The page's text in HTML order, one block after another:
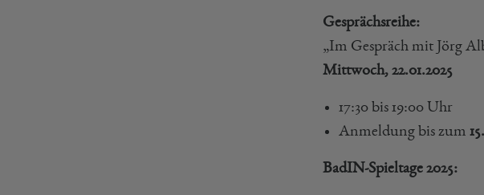
Gesprächsreihe:
„Im Gespräch mit Jörg
Mittwoch, 22.01.2025
17:30 bis 19:00 Uhr
Anmeldung bis zum
BadIN-Spieltage 2025: